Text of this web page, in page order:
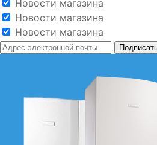
Новости магазина
Новости магазина
Новости магазина